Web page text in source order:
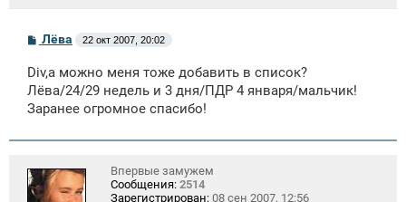
С
б
щ
н
е
Лёва 22 окт 2007, 20:02
Div,а можно меня тоже добавить в список?
Лёва/24/29 недель и 3 дня/ПДР 4 января/мальчик!
Заранее огромное спасибо!
Впервые замужем
Сообщения: 2514
Зарегистрирован: 08 сен 2007, 12:56